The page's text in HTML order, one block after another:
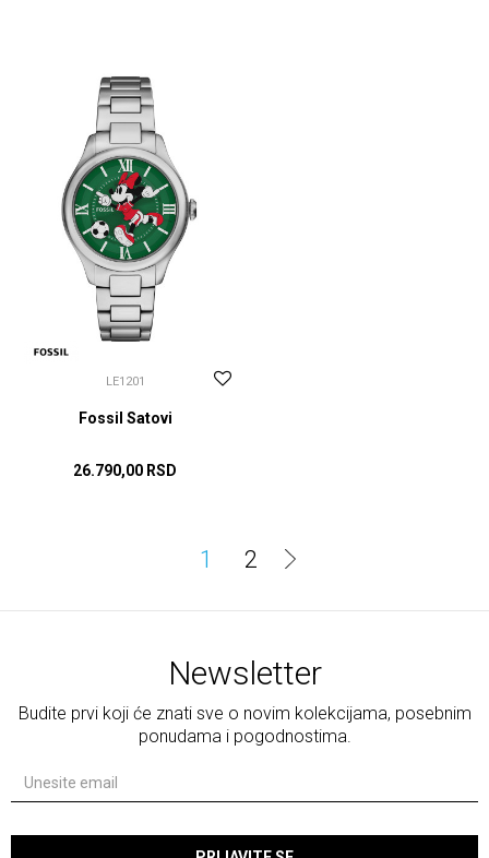
LE1201
Fossil Satovi
26.790,00 RSD
1 2
Newsletter
Budite prvi koji će znati sve o novim kolekcijama, posebnim
ponudama i pogodnostima.